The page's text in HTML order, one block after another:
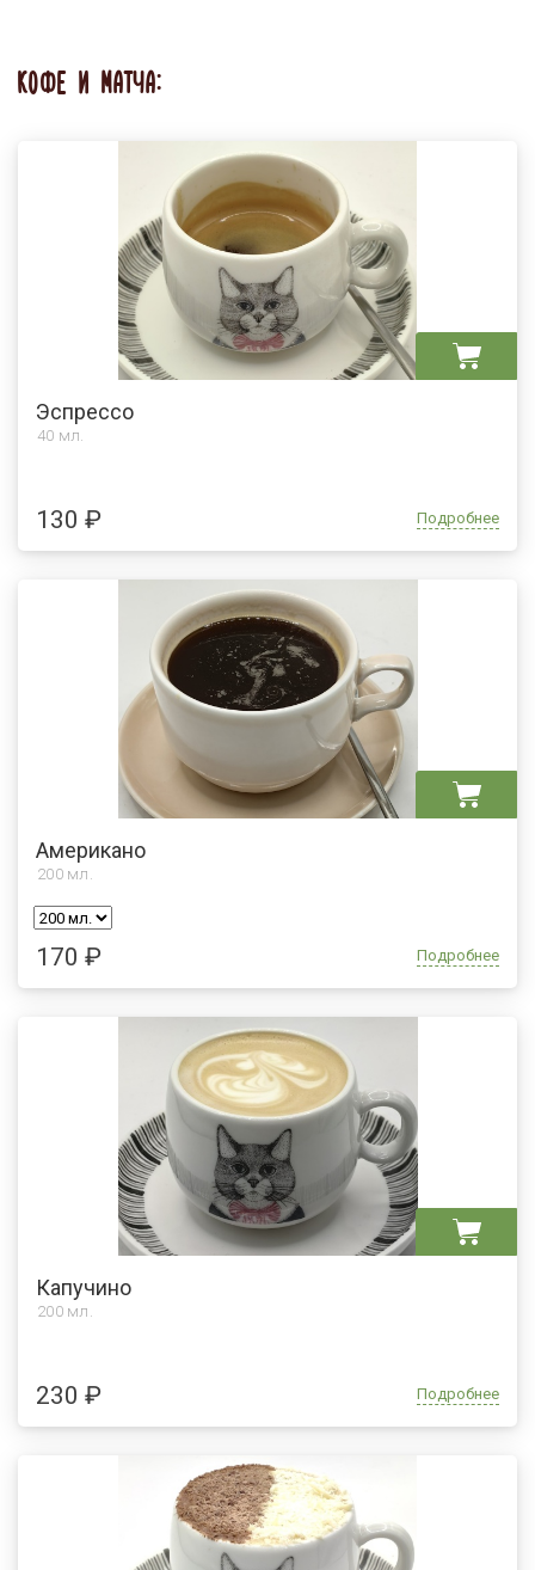
КОФЕ И МАТЧА:
Эспрессо
40 мл.
130 ₽ Подробнее
Американо
200 мл.
170 ₽ Подробнее
Капучино
200 мл.
230 ₽ Подробнее